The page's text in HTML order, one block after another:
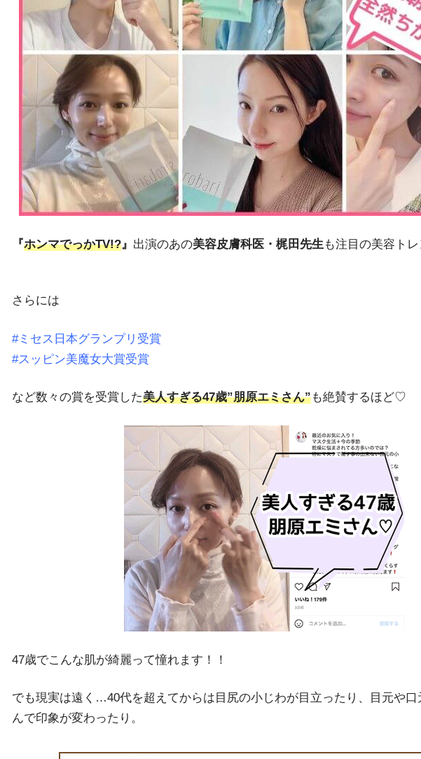
『ホンマでっかTV!? 』 出演のあの美容皮膚科医・梶田先生 も注目の美容ト
さらには
#ミセス日本グランプリ受賞
#スッピン美魔女大賞受賞
など数々の賞を受賞した美人すぎる47歳”朋原エミさん”も絶賛するほど♡
47歳でこんな肌が綺麗って憧れます！！
でも現実は遠く…40代を超えてからは目尻の小じわが目立ったり、目元や
んで印象が変わったり。